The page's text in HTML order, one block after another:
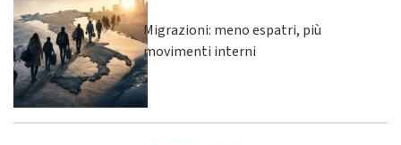
Migrazioni: meno espatri, più
movimenti interni